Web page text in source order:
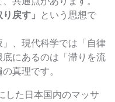
戻す」 という思想で
、現代科学では「自律
にあるのは「滞りを流
真理です。
した日本国内のマッサ